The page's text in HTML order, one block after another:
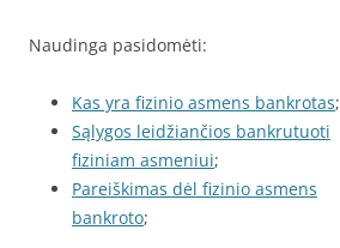
Naudinga pasidomėti:
Kas yra fizinio asmens bankrotas;
Sąlygos leidžiančios bankrutuoti
fiziniam asmeniui;
Pareiškimas dėl fizinio asmens
bankroto;